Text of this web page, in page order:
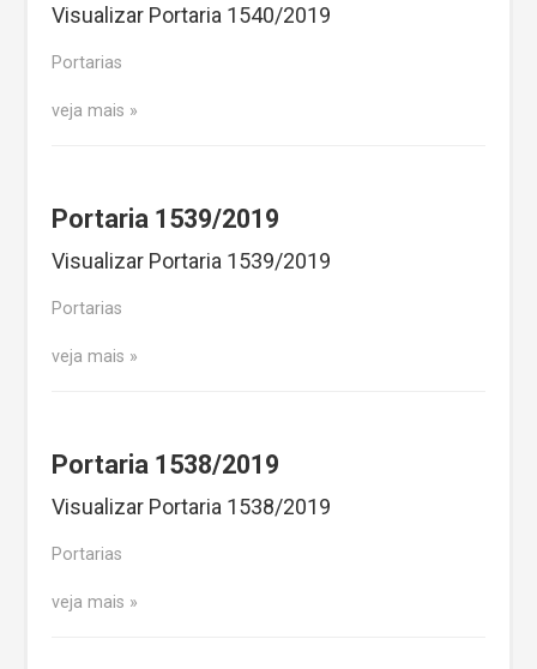
Visualizar Portaria 1540/2019
Portarias
veja mais
Portaria 1539/2019
Visualizar Portaria 1539/2019
Portarias
veja mais
Portaria 1538/2019
Visualizar Portaria 1538/2019
Portarias
veja mais